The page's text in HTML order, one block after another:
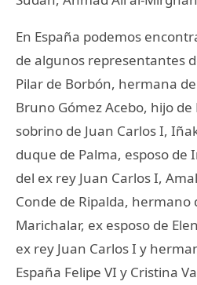
En España podemos
de algunos representantes
Pilar de Borbón, hermana
Bruno Gómez Acebo, hijo
sobrino de Juan Carlos I,
duque de Palma, esposo de
del ex rey Juan Carlos I,
Conde de Ripalda, hermano
Marichalar, ex esposo de
ex rey Juan Carlos I y
España Felipe VI y Cristina